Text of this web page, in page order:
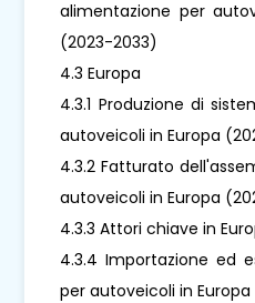
alimentazione per
(2023-2033)
4.3 Europa
4.3.1 Produzione di
autoveicoli in Europa
4.3.2 Fatturato
autoveicoli in Europa
4.3.3 Attori chiave in
4.3.4 Importazione ed
per autoveicoli in